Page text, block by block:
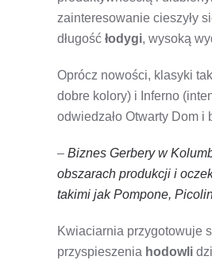
zainteresowanie cieszyły
długość łodygi, wysoką
Oprócz nowości, klasyki
dobre kolory) i Inferno
odwiedzało Otwarty Dom
– Biznes Gerbery w
obszarach produkcji i
takimi jak Pompone,
Kwiaciarnia przygotowuje
przyspieszenia hodowli